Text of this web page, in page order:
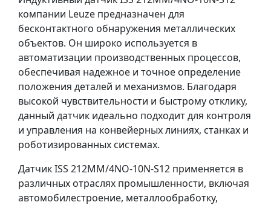
компании Leuze предназначен для
бесконтактного обнаружения металлических
объектов. Он широко используется в
автоматизации производственных процессов,
обеспечивая надежное и точное определение
положения деталей и механизмов. Благодаря
высокой чувствительности и быстрому отклику,
данный датчик идеально подходит для контроля
и управления на конвейерных линиях, станках и
роботизированных системах.
Датчик ISS 212MM/4NO-10N-S12 применяется в
различных отраслях промышленности, включая
автомобилестроение, металлообработку,